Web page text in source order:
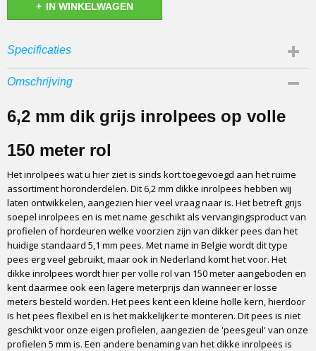
IN WINKELWAGEN
Specificaties
Bruto gewicht
Afmetingen (l,b,h)
1500 x 0 x 0 cm
Omschrijving
6,2 mm dik grijs inrolpees op volle
150 meter rol
Het inrolpees wat u hier ziet is sinds kort toegevoegd aan het ruime
assortiment horonderdelen. Dit 6,2 mm dikke inrolpees hebben wij
laten ontwikkelen, aangezien hier veel vraag naar is. Het betreft grijs
soepel inrolpees en is met name geschikt als vervangingsproduct van
profielen of hordeuren welke voorzien zijn van dikker pees dan het
huidige standaard 5,1 mm pees. Met name in Belgie wordt dit type
pees erg veel gebruikt, maar ook in Nederland komt het voor. Het
dikke inrolpees wordt hier per volle rol van 150 meter aangeboden en
kent daarmee ook een lagere meterprijs dan wanneer er losse
meters besteld worden. Het pees kent een kleine holle kern, hierdoor
is het pees flexibel en is het makkelijker te monteren. Dit pees is niet
geschikt voor onze eigen profielen, aangezien de 'peesgeul' van onze
profielen 5 mm is. Een andere benaming van het dikke inrolpees is